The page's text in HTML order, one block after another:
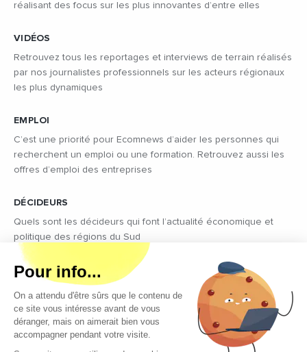
réalisant des focus sur les plus innovantes d’entre elles
VIDÉOS
Retrouvez tous les reportages et interviews de terrain réalisés
par nos journalistes professionnels sur les acteurs régionaux
les plus dynamiques
EMPLOI
C’est une priorité pour Ecomnews d’aider les personnes qui
recherchent un emploi ou une formation. Retrouvez aussi les
offres d’emploi des entreprises
DÉCIDEURS
Quels sont les décideurs qui font l’actualité économique et
politique des régions du Sud
Copyright © 2026 - Tous droits réservés